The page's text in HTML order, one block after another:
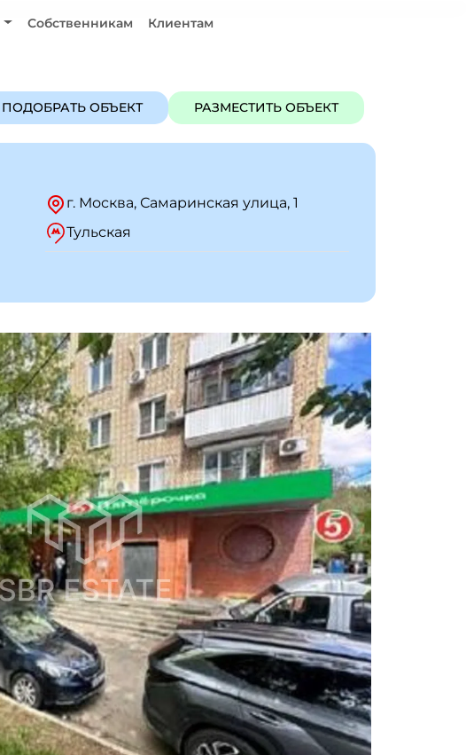
Собственникам Клиентам
ПОДОБРАТЬ ОБЪЕКТ РАЗМЕСТИТЬ ОБЪЕКТ
г. Москва, Самаринская улица, 1
Тульская